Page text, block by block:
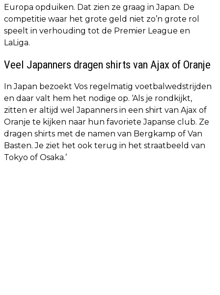
Europa opduiken. Dat zien ze graag in Japan. De
competitie waar het grote geld niet zo’n grote rol
speelt in verhouding tot de Premier League en
LaLiga.
Veel Japanners dragen shirts van Ajax of Oranje
In Japan bezoekt Vos regelmatig voetbalwedstrijden
en daar valt hem het nodige op. ‘Als je rondkijkt,
zitten er altijd wel Japanners in een shirt van Ajax of
Oranje te kijken naar hun favoriete Japanse club. Ze
dragen shirts met de namen van Bergkamp of Van
Basten. Je ziet het ook terug in het straatbeeld van
Tokyo of Osaka.’